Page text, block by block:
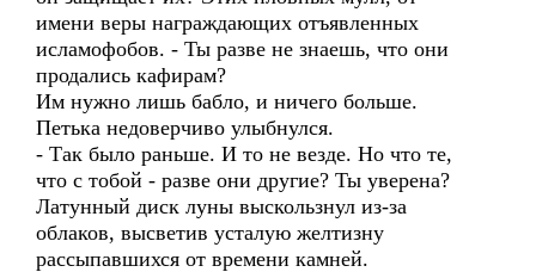
имени веры награждающих отъявленных
исламофобов. - Ты разве не знаешь, что они
продались кафирам?
Им нужно лишь бабло, и ничего больше.
Петька недоверчиво улыбнулся.
- Так было раньше. И то не везде. Но что те,
что с тобой - разве они другие? Ты уверена?
Латунный диск луны выскользнул из-за
облаков, высветив усталую желтизну
рассыпавшихся от времени камней.